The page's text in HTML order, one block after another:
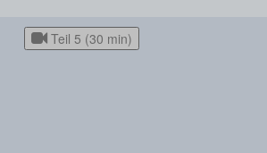
Teil 5 (30 min)